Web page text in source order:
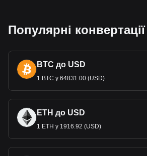
Популярні конвертації
BTC до USD
1 BTC у 64831.00 (USD)
ETH до USD
1 ETH у 1916.92 (USD)